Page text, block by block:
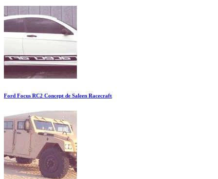
Ford Focus RC2 Concept de Saleen Racecraft